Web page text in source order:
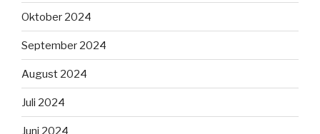
Oktober 2024
September 2024
August 2024
Juli 2024
Juni 2024